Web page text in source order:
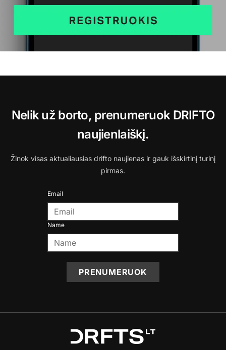
Nelik už borto, prenumeruok DRIFTO
naujienlaiškį.
Žinok visas aktualiausias drifto naujienas ir gauk išskirtinį turinį
pirmas.
Email
Name
PRENUMERUOK